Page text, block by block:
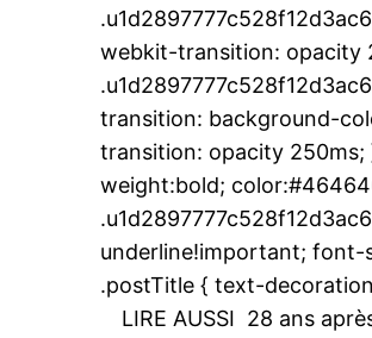
webkit-transition: opacity
transition: background-
transition: opacity 250ms;
weight:bold;
underline!important; font-
.postTitle { text-
LIRE AUSSI 28 ans